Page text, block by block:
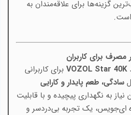
گزینه‌ها برای علاقه‌مندان به
مصرف برای کاربران
VOZOL Star 40Kبرای کاربرانی
سادگی، طعم پایدار و کارایی
به نگهداری پیچیده و با قابلیت
ای‌جویس، یک تجربه بی‌دردسر و